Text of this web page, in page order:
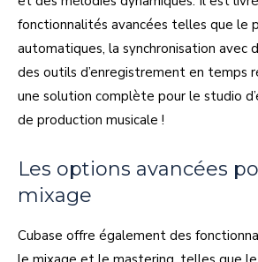
fonctionnalités avancées telles que le
automatiques, la synchronisation avec
des outils d’enregistrement en temps
une solution complète pour le studio
de production musicale !
Les options avancées
mixage
Cubase offre également des